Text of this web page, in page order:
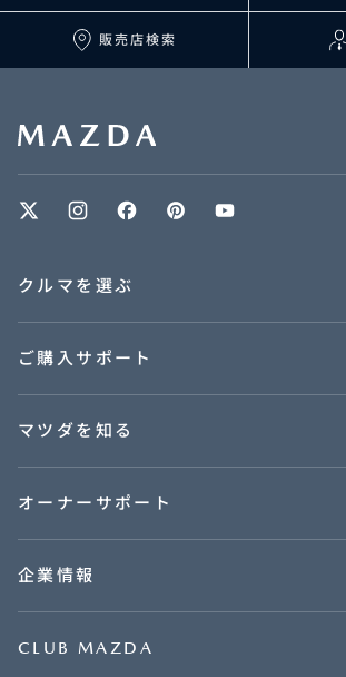
カンタン見積り
販売店検索
試乗車検索
お問合せ/FAQ
ニュースルーム
販売店検索
クルマを選ぶ
ご購入サポート
マツダを知る
オーナーサポート
企業情報
CLUB MAZDA